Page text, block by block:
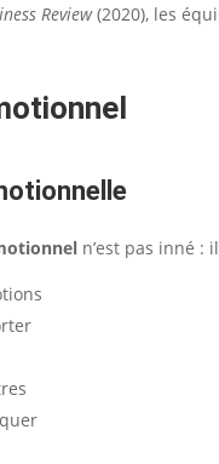
Review(2020), les
n’est pas inné :